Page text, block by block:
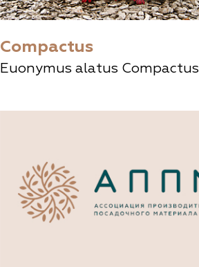
Compactus
Euonymus alatus Compactus